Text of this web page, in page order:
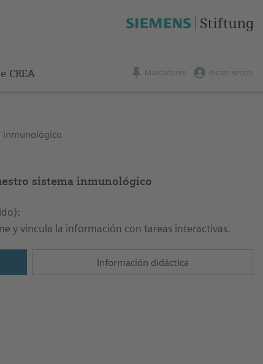
CREA Marcadores Iniciar sesión
inmunológico
sistema inmunológico
y vincula la información con tareas interactivas.
Información didáctica